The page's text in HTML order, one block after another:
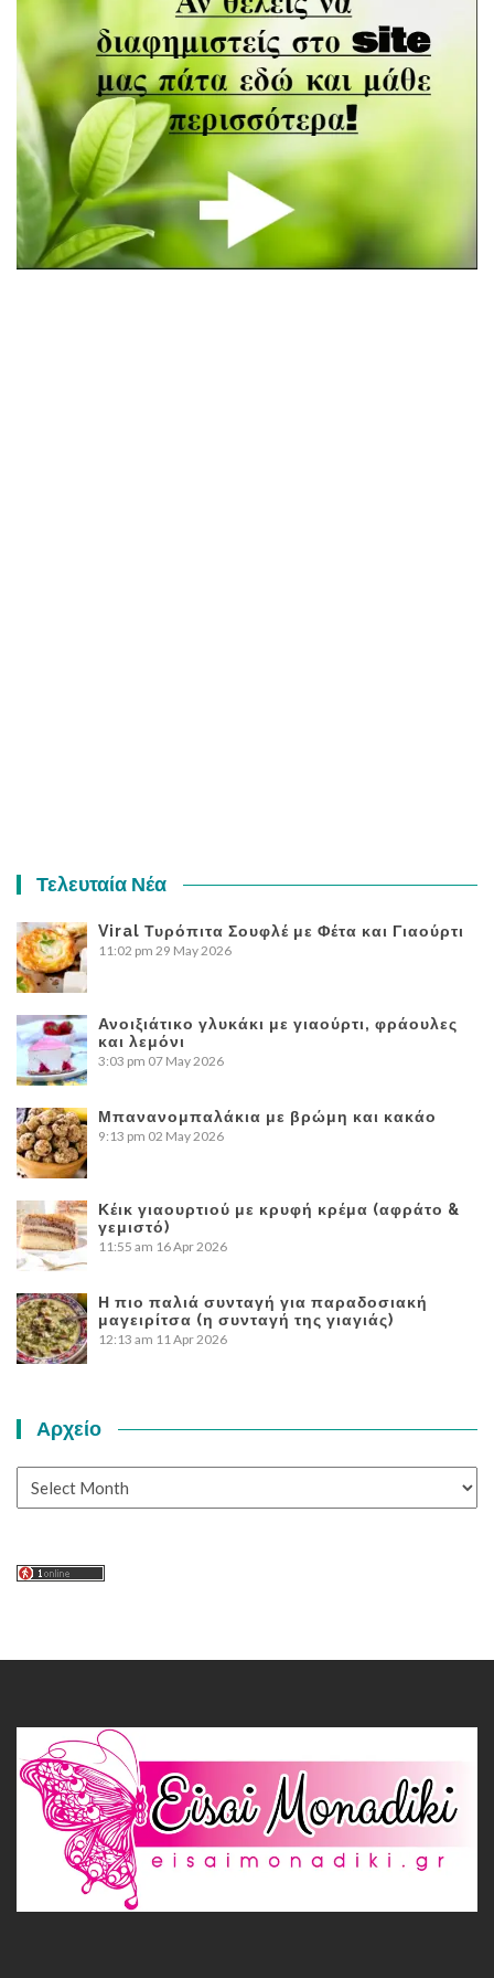
Τελευταία Νέα
Viral Τυρόπιτα Σουφλέ με Φέτα και Γιαούρτι
11:02 pm 29 May 2026
Ανοιξιάτικο γλυκάκι με γιαούρτι, φράουλες
και λεμόνι
3:03 pm 07 May 2026
Μπανανομπαλάκια με βρώμη και κακάο
9:13 pm 02 May 2026
Κέικ γιαουρτιού με κρυφή κρέμα (αφράτο &
γεμιστό)
11:55 am 16 Apr 2026
Η πιο παλιά συνταγή για παραδοσιακή
μαγειρίτσα (η συνταγή της γιαγιάς)
12:13 am 11 Apr 2026
Αρχείο